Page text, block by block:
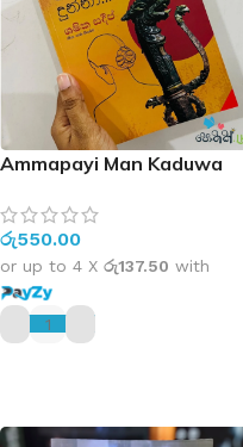
Ammapayi Man Kaduwa
දුන්නා
රු550.00
or up to 4 X රු137.50 with